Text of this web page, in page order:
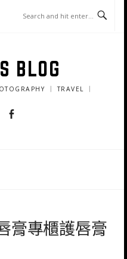
BLOG
｜ TRAVEL ｜
Instagram
膏專櫃護唇膏